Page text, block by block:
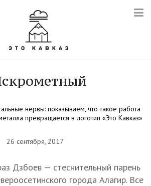
нервы: показываем, что такое работа
превращается в логотип «Это Кавказ»
26 сентября, 2017
Дзбоев — стеснительный парень
города Алагир. Все